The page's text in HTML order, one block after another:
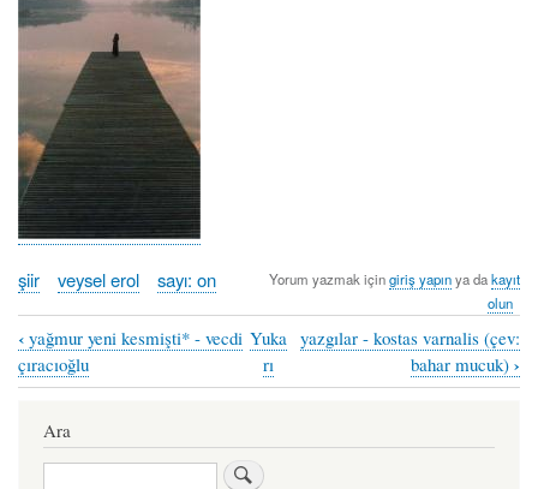
şiir veysel erol sayı: on Yorum yazmak içingiriş yapınya dakayıt
olun
Book
traversal
links
for
‹ yağmur yeni kesmişti* - vecdi
çıracıoğlu
Yuka
rı
yazgılar - kostas varnalis (çev:
bahar mucuk) ›
Ara
Ara